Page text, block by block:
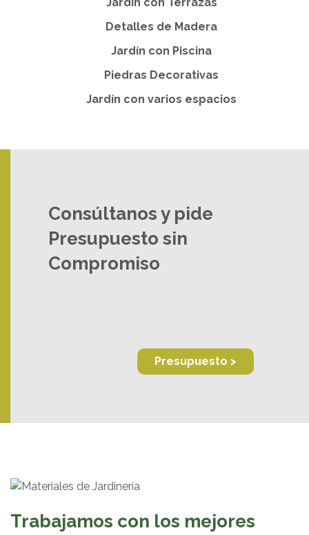
Detalles de Madera
Jardín con Piscina
Piedras Decorativas
Jardín con varios espacios
Consúltanos y pide
Presupuesto sin
Compromiso
Presupuesto >
Trabajamos con los mejores